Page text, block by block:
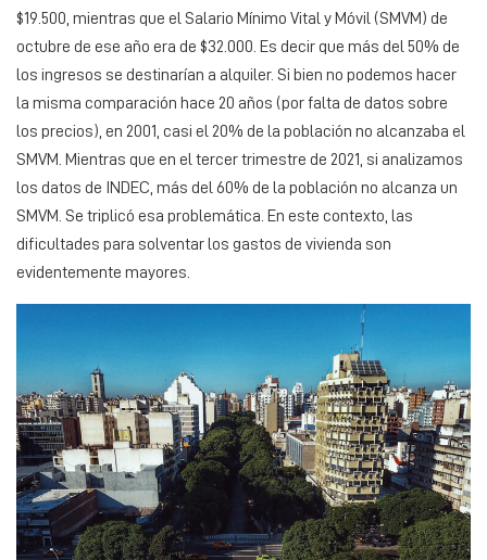
$19.500, mientras que el Salario Mínimo Vital y Móvil (SMVM) de
octubre de ese año era de $32.000. Es decir que más del 50% de
los ingresos se destinarían a alquiler. Si bien no podemos hacer
la misma comparación hace 20 años (por falta de datos sobre
los precios), en 2001, casi el 20% de la población no alcanzaba el
SMVM. Mientras que en el tercer trimestre de 2021, si analizamos
los datos de INDEC, más del 60% de la población no alcanza un
SMVM. Se triplicó esa problemática. En este contexto, las
dificultades para solventar los gastos de vivienda son
evidentemente mayores.